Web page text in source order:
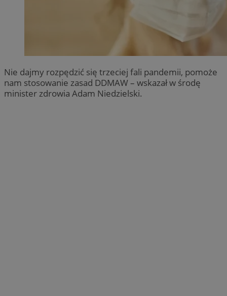
Nie dajmy rozpędzić się trzeciej fali pandemii, pomoże
nam stosowanie zasad DDMAW – wskazał w środę
minister zdrowia Adam Niedzielski.